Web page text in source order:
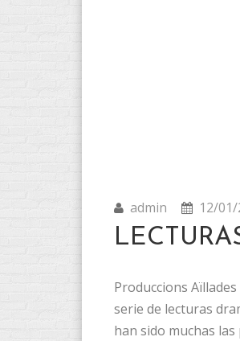
admin 12/
Produccions
serie de lecturas
han sido muchas